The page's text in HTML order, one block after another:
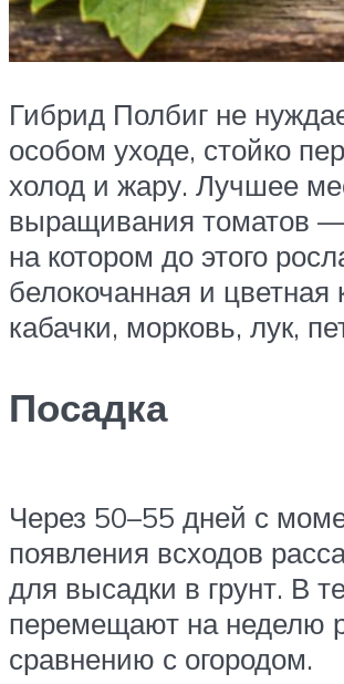
Гибрид Полбиг не
особом уходе, стойко
холод и жару. Лучшее
выращивания томатов —
на котором до этого
белокочанная и цветная
кабачки, морковь, лук,
Посадка
Через 50–55 дней с
появления всходов
для высадки в грунт. В
перемещают на неделю
сравнению с огородом.